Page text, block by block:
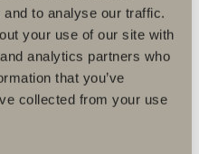
to analyse our traffic.
your use of our site with
analytics partners who
that you’ve
collected from your use